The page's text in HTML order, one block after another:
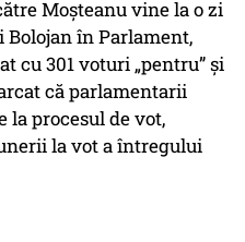
Moșteanu vine la o zi
în Parlament,
cu 301 voturi „pentru” și
că parlamentarii
la procesul de vot,
la vot a întregului